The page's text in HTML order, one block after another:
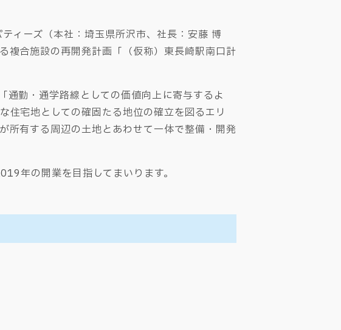
ィーズ（本社：埼玉県所沢市、社長：安藤 博
複合施設の再開発計画「（仮称）東長崎駅南口計
勤・通学路線としての価値向上に寄与するよ
住宅地としての確固たる地位の確立を図るエリ
所有する周辺の土地とあわせて一体で整備・開発
年の開業を目指してまいります。